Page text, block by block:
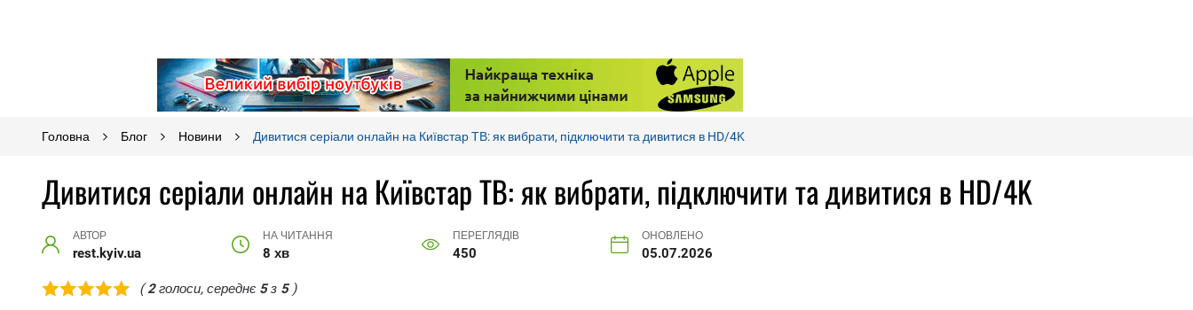
Головна Блог Новини Дивитися серіали онлайн на Київстар ТВ: як вибрати, підключити та дивитися в HD/4K
Дивитися серіали онлайн на Київстар ТВ: як вибрати, підключити та дивитися в HD/4K
АВТОР
rest.kyiv.ua
НА ЧИТАННЯ
8 хв
ПЕРЕГЛЯДІВ
450
ОНОВЛЕНО
05.07.2026
(2голоси, середнє 5з 5)